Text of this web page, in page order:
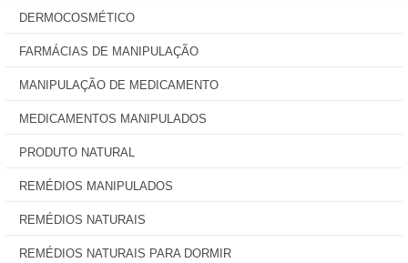
DERMOCOSMÉTICO
FARMÁCIAS DE MANIPULAÇÃO
MANIPULAÇÃO DE MEDICAMENTO
MEDICAMENTOS MANIPULADOS
PRODUTO NATURAL
REMÉDIOS MANIPULADOS
REMÉDIOS NATURAIS
REMÉDIOS NATURAIS PARA DORMIR